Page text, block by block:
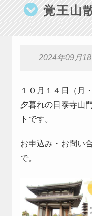
覚王山
2024年09月
１０月１４日（月
夕暮れの日泰寺山
トです。
お申込み・お問い
で。